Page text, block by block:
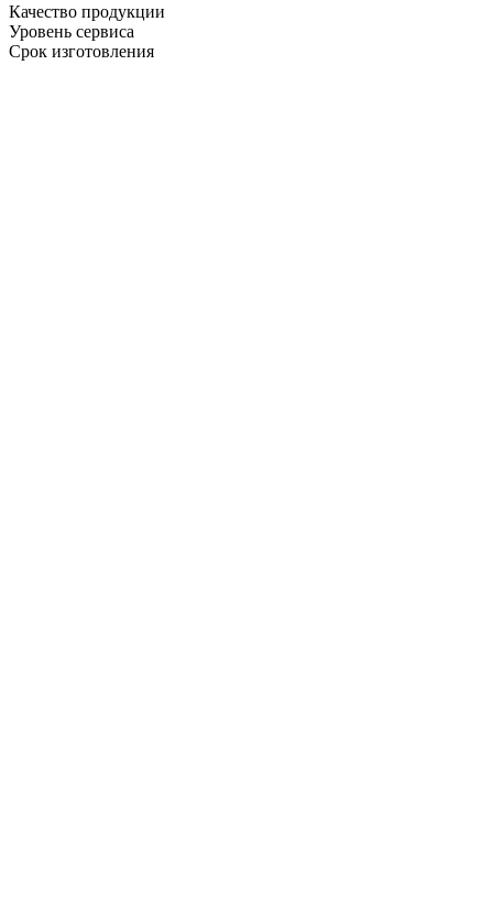
Качество продукции
Уровень сервиса
Срок изготовления